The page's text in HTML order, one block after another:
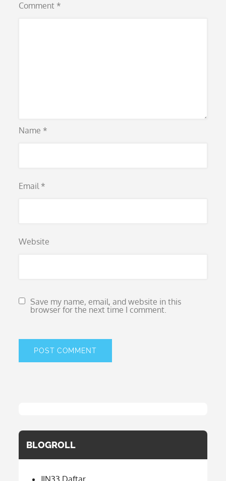
Comment *
Name *
Email *
Website
Save my name, email, and website in this
browser for the next time I comment.
BLOGROLL
JIN33 Daftar